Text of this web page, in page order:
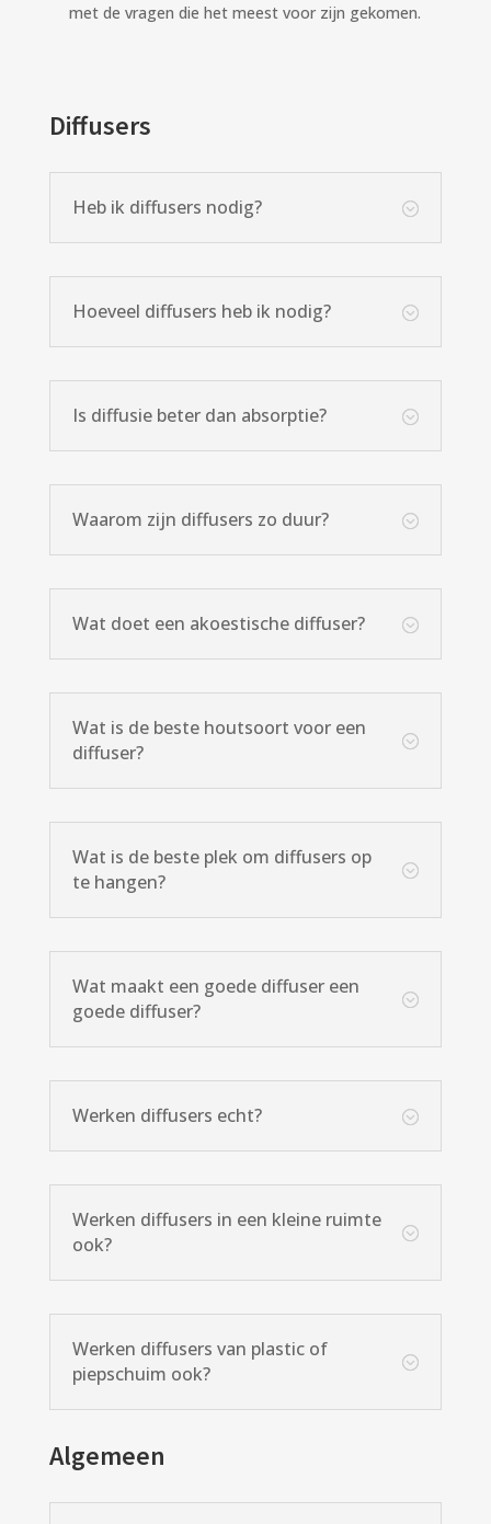
met de vragen die het meest voor zijn gekomen.
Diffusers
;
Heb ik diffusers nodig?
;
Hoeveel diffusers heb ik nodig?
;
Is diffusie beter dan absorptie?
;
Waarom zijn diffusers zo duur?
;
Wat doet een akoestische diffuser?
;
Wat is de beste houtsoort voor een
diffuser?
;
Wat is de beste plek om diffusers op
te hangen?
;
Wat maakt een goede diffuser een
goede diffuser?
;
Werken diffusers echt?
;
Werken diffusers in een kleine ruimte
ook?
;
Werken diffusers van plastic of
piepschuim ook?
Algemeen